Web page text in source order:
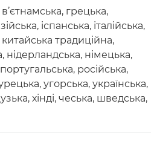
грецька,
іспанська, італійська,
традиційна,
нідерландська, німецька,
російська,
угорська, українська,
хінді, чеська, шведська,